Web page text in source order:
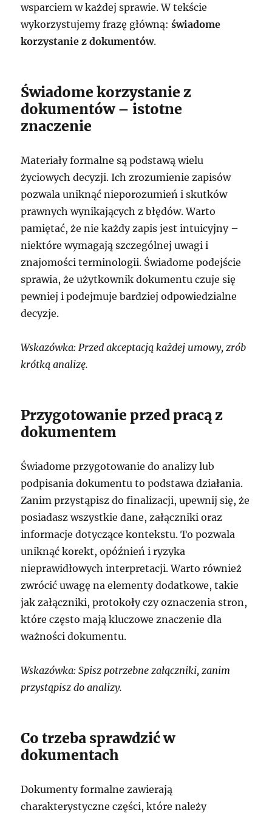
wsparciem w każdej sprawie. W tekście
wykorzystujemy frazę główną:świadome
korzystanie z dokumentów.
Świadome korzystanie z
dokumentów – istotne
znaczenie
Materiały formalne są podstawą wielu
życiowych decyzji. Ich zrozumienie zapisów
pozwala uniknąć nieporozumień i skutków
prawnych wynikających z błędów. Warto
pamiętać, że nie każdy zapis jest intuicyjny –
niektóre wymagają szczególnej uwagi i
znajomości terminologii. Świadome podejście
sprawia, że użytkownik dokumentu czuje się
pewniej i podejmuje bardziej odpowiedzialne
decyzje.
Wskazówka: Przed akceptacją każdej umowy, zrób
krótką analizę.
Przygotowanie przed pracą z
dokumentem
Świadome przygotowanie do analizy lub
podpisania dokumentu to podstawa działania.
Zanim przystąpisz do finalizacji, upewnij się, że
posiadasz wszystkie dane, załączniki oraz
informacje dotyczące kontekstu. To pozwala
uniknąć korekt, opóźnień i ryzyka
nieprawidłowych interpretacji. Warto również
zwrócić uwagę na elementy dodatkowe, takie
jak załączniki, protokoły czy oznaczenia stron,
które często mają kluczowe znaczenie dla
ważności dokumentu.
Wskazówka: Spisz potrzebne załączniki, zanim
przystąpisz do analizy.
Co trzeba sprawdzić w
dokumentach
Dokumenty formalne zawierają
charakterystyczne części, które należy